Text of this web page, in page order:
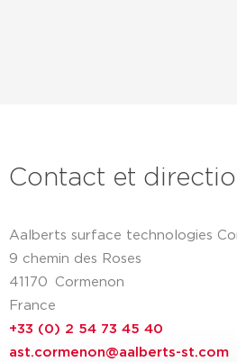
Contact et
Aalberts surface technologies
9 chemin des Roses
41170
Cormenon
France
+33 (0) 2 54 73 45 40
ast.cormenon@aalberts-st.com